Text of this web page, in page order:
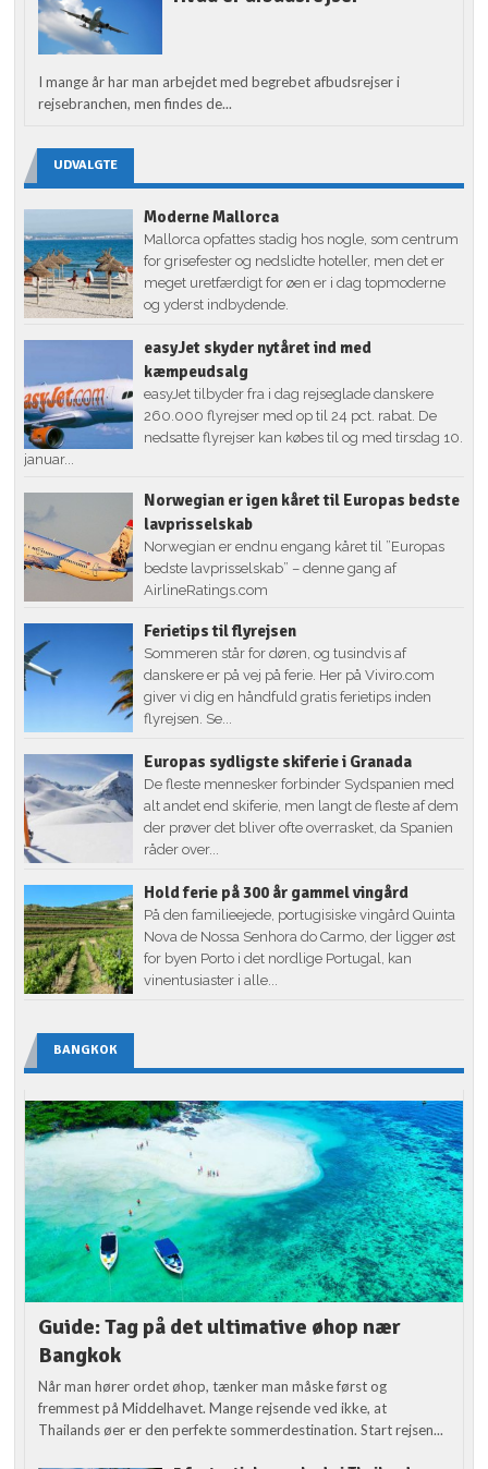
I mange år har man arbejdet med begrebet afbudsrejser i
rejsebranchen, men findes de...
UDVALGTE
Moderne Mallorca
Mallorca opfattes stadig hos nogle, som centrum
for grisefester og nedslidte hoteller, men det er
meget uretfærdigt for øen er i dag topmoderne
og yderst indbydende.
easyJet skyder nytåret ind med
kæmpeudsalg
easyJet tilbyder fra i dag rejseglade danskere
260.000 flyrejser med op til 24 pct. rabat. De
nedsatte flyrejser kan købes til og med tirsdag 10.
januar...
Norwegian er igen kåret til Europas bedste
lavprisselskab
Norwegian er endnu engang kåret til ”Europas
bedste lavprisselskab” – denne gang af
AirlineRatings.com
Ferietips til flyrejsen
Sommeren står for døren, og tusindvis af
danskere er på vej på ferie. Her på Viviro.com
giver vi dig en håndfuld gratis ferietips inden
flyrejsen. Se...
Europas sydligste skiferie i Granada
De fleste mennesker forbinder Sydspanien med
alt andet end skiferie, men langt de fleste af dem
der prøver det bliver ofte overrasket, da Spanien
råder over...
Hold ferie på 300 år gammel vingård
På den familieejede, portugisiske vingård Quinta
Nova de Nossa Senhora do Carmo, der ligger øst
for byen Porto i det nordlige Portugal, kan
vinentusiaster i alle...
BANGKOK
Guide: Tag på det ultimative øhop nær
Bangkok
Når man hører ordet øhop, tænker man måske først og
fremmest på Middelhavet. Mange rejsende ved ikke, at
Thailands øer er den perfekte sommerdestination. Start rejsen...